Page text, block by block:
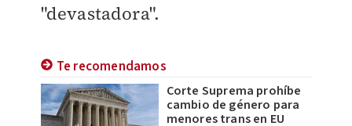
"devastadora".
Te recomendamos
Corte Suprema prohíbe
cambio de género para
menores trans en EU